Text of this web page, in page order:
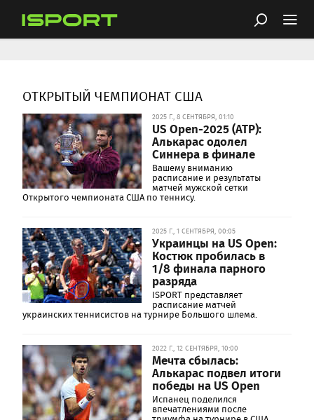
ОТКРЫТЫЙ ЧЕМПИОНАТ США
2025 Г., 8 СЕНТЯБРЯ, 01:10
US Open-2025 (ATP):
Алькарас одолел
Синнера в финале
Вашему вниманию
расписание и результаты
матчей мужской сетки
Открытого чемпионата США по теннису.
2025 Г., 1 СЕНТЯБРЯ, 00:05
Украинцы на US Open:
Костюк пробилась в
1/8 финала парного
разряда
ISPORT представляет
расписание матчей
украинских теннисистов на турнире Большого шлема.
2022 Г., 12 СЕНТЯБРЯ, 10:00
Мечта сбылась:
Алькарас подвел итоги
победы на US Open
Испанец поделился
впечатлениями после